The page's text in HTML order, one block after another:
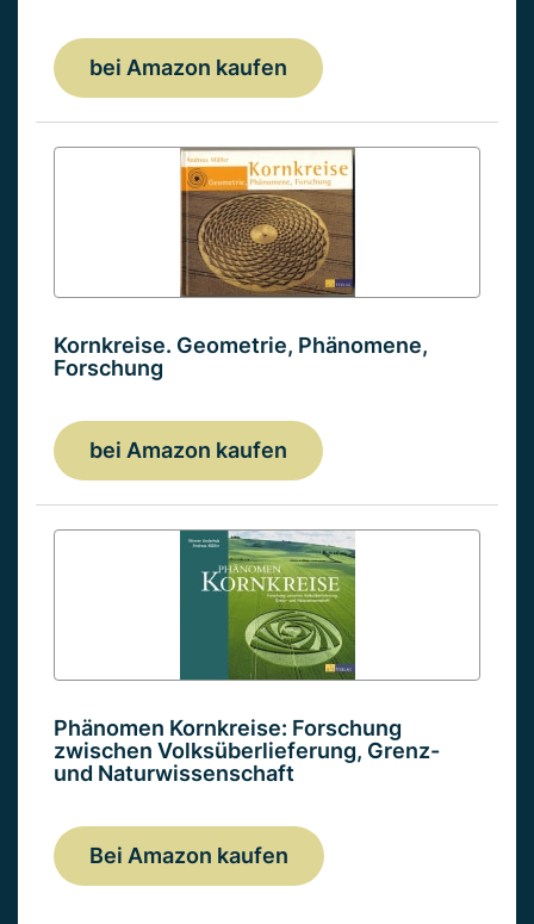
bei Amazon kaufen
Kornkreise. Geometrie, Phänomene,
Forschung
bei Amazon kaufen
Phänomen Kornkreise: Forschung
zwischen Volksüberlieferung, Grenz-
und Naturwissenschaft
Bei Amazon kaufen